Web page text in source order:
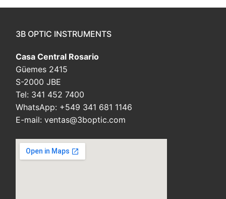
3B OPTIC INSTRUMENTS
Casa Central Rosario
Güemes 2415
S-2000 JBE
Tel: 341 452 7400
WhatsApp: +549 341 681 1146
E-mail: ventas@3boptic.com